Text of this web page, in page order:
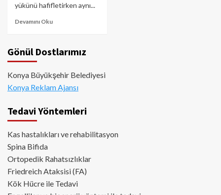
yükünü hafifletirken aynı...
Devamını Oku
Gönül Dostlarımız
Konya Büyükşehir Belediyesi
Konya Reklam Ajansı
Tedavi Yöntemleri
Kas hastalıkları ve rehabilitasyon
Spina Bifida
Ortopedik Rahatsızlıklar
Friedreich Ataksisi (FA)
Kök Hücre ile Tedavi